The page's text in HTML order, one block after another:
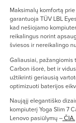
Maksimalų komfortą
garantuoja TÜV LBL
kad nešiojamo
reikalingus norint
šviesos ir nereikalingo
Galiausiai, pažangiomis
Carbon išorė, bet ir
užtikrinti geriausią
optimizuoti baterijos
Naująjį elegantiško
kompiuterį Yoga Slim 7
Lenovo pasiūlymų –ČIA.